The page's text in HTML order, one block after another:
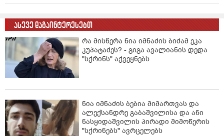
ასევე დაგაინტერესებთ
რა მისწერა ნია იმნაძის ბიძამ ეკა
კუპატაძეს? - გიგა ავალიანის დედა
"სქრინს" აქვეყნებს
ნია იმნაძის ბებია მიმართვას და
ალექსანდრე გაბაშვილისა და ანი
ნასყიდაშვილის პირადი მიმოწერის
"სქრინებს" ავრცელებს